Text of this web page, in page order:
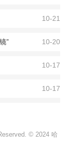
10-21
” 10-20
10-17
10-17
© 2024 哈